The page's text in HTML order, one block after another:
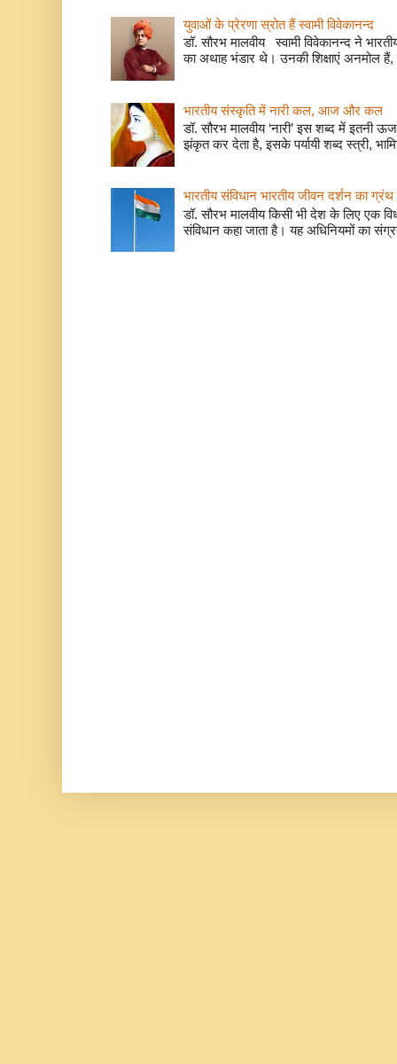
युवाओं के प्रेरणा स्रोत हैं स्वामी विवेकानन्द
डॉ. सौरभ मालवीय स्वामी विवेकानन्द ने
का अथाह भंडार थे। उनकी शिक्षाएं अनमोल हैं,
भारतीय संस्कृति में नारी कल, आज और कल
डॉ. सौरभ मालवीय ‘नारी’ इस शब्द में इतनी
झंकृत कर देता है, इसके पर्यायी शब्द स्त्री,
भारतीय संविधान भारतीय जीवन दर्शन का ग्रंथ
डॉ. सौरभ मालवीय किसी भी देश के लिए एक
संविधान कहा जाता है। यह अधिनियमों का